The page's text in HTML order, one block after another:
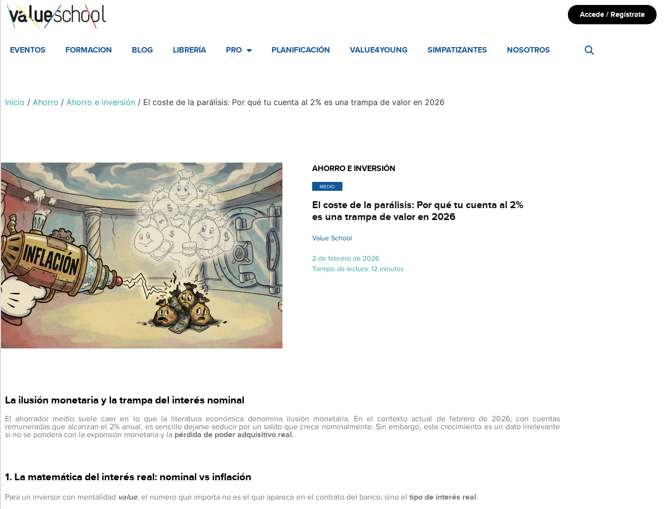
Accede / Regístrate
EVENTOS FORMACION BLOG LIBRERÍA PRO PLANIFICACIÓN VALUE4YOUNG SIMPATIZANTES NOSOTROS
Inicio / Ahorro / Ahorro e inversión / El coste de la parálisis: Por qué tu cuenta al 2% es una trampa de valor en 2026
AHORRO E INVERSIÓN
MEDIO
El coste de la parálisis: Por qué tu cuenta al 2%
es una trampa de valor en 2026
Value School
2 de febrero de 2026
Tiempo de lectura: 12 minutos
La ilusión monetaria y la trampa del interés nominal
El ahorrador medio suele caer en lo que la literatura económica denomina ilusión monetaria. En el contexto actual de febrero de 2026, con cuentas
remuneradas que alcanzan el 2% anual, es sencillo dejarse seducir por un saldo que crece nominalmente. Sin embargo, este crecimiento es un dato irrelevante
si no se pondera con la expansión monetaria y la pérdida de poder adquisitivo real.
1. La matemática del interés real: nominal vs inflación
Para un inversor con mentalidad value, el número que importa no es el que aparece en el contrato del banco, sino el tipo de interés real.